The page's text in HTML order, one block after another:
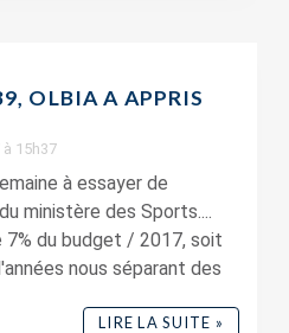
OLBIA A APPRIS
15h37
à essayer de
ministère des Sports....
7% du budget / 2017, soit
nous séparant des
LIRE LA SUITE »